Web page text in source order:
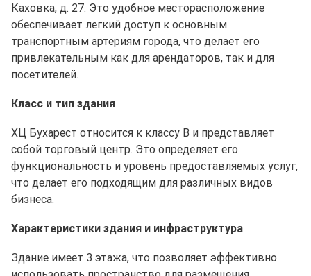
Каховка, д. 27. Это удобное месторасположение
обеспечивает легкий доступ к основным
транспортным артериям города, что делает его
привлекательным как для арендаторов, так и для
посетителей.
Класс и тип здания
ХЦ Бухарест относится к классу B и представляет
собой торговый центр. Это определяет его
функциональность и уровень предоставляемых услуг,
что делает его подходящим для различных видов
бизнеса.
Характеристики здания и инфраструктура
Здание имеет 3 этажа, что позволяет эффективно